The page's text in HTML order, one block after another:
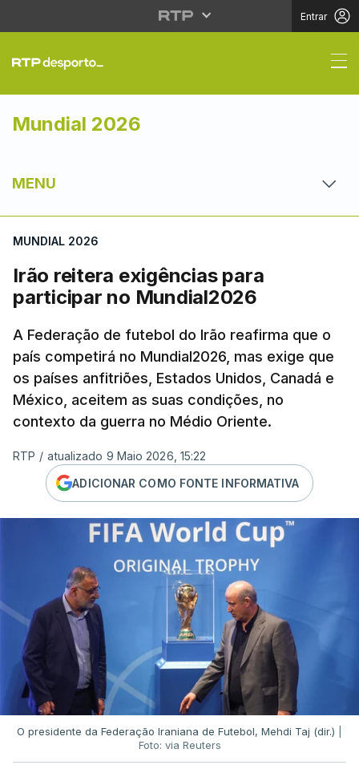
Entrar
Irão reitera
Mundial 2026
MENU
MUNDIAL 2026
Irão reitera exigências para
participar no Mundial2026
A Federação de futebol do Irão reafirma que o
país competirá no Mundial2026, mas exige que
os países anfitriões, Estados Unidos, Canadá e
México, aceitem as suas condições, no
contexto da guerra no Médio Oriente.
RTP / atualizado 9 Maio 2026, 15:22
ADICIONAR COMO FONTE INFORMATIVA
O presidente da Federação Iraniana de Futebol, Mehdi Taj (dir.)
Foto: via Reuters